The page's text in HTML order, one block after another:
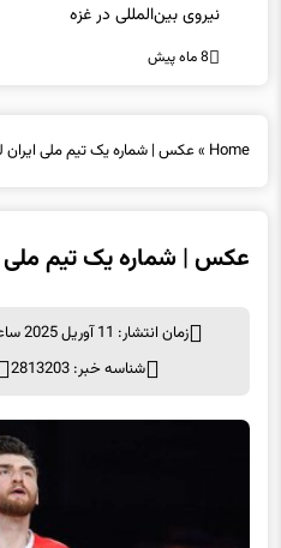
8 ماه پیش
Home
»عکس | شماره یک تیم ملی ایران
عکس | شماره یک تیم ملی
زمان انتشار: 11 آوریل 2025 ساعت 17:50
شناسه خبر: 2813203